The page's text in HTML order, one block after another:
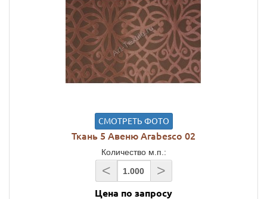
СМОТРЕТЬ ФОТО
Ткань 5 Авеню Arabesco 02
Количество м.п.:
< >
Цена по запросу